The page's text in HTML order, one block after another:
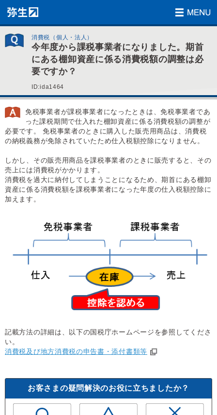
消費税（個人・法人）
今年度から課税事業者になりました。期首
にある棚卸資産に係る消費税額の調整は必
要ですか？
ID:ida1464
免税事業者が課税事業者になったときは、免税事業者であ
った課税期間で仕入れた棚卸資産に係る消費税額の調整が
必要です。 免税事業者のときに購入した販売用商品は、消費税
の納税義務が免除されていたため仕入税額控除になりません。
しかし、その販売用商品を課税事業者のときに販売すると、その
売上には消費税がかかります。
消費税を過大に納付してしまうことになるため、期首にある棚卸
資産に係る消費税額を課税事業者になった年度の仕入税額控除に
加えます。
記載方法の詳細は、以下の国税庁ホームページを参照してくださ
い。
消費税及び地方消費税の申告書・添付書類等
お客さまの疑問解決のお役に立ちましたか？